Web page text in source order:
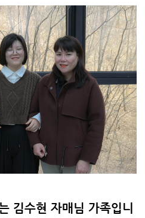
김수현 자매님 가족입니